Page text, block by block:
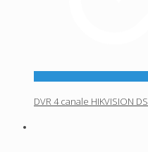
DVR 4 canale HIKVISION